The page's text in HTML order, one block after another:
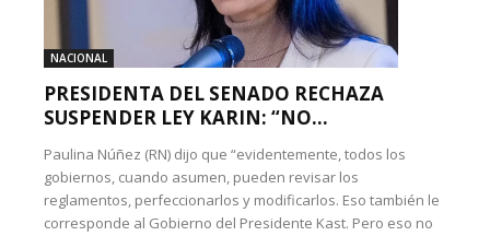
NACIONAL
PRESIDENTA DEL SENADO RECHAZA
SUSPENDER LEY KARIN: “NO...
Paulina Núñez (RN) dijo que “evidentemente, todos los
gobiernos, cuando asumen, pueden revisar los
reglamentos, perfeccionarlos y modificarlos. Eso también le
corresponde al Gobierno del Presidente Kast. Pero eso no